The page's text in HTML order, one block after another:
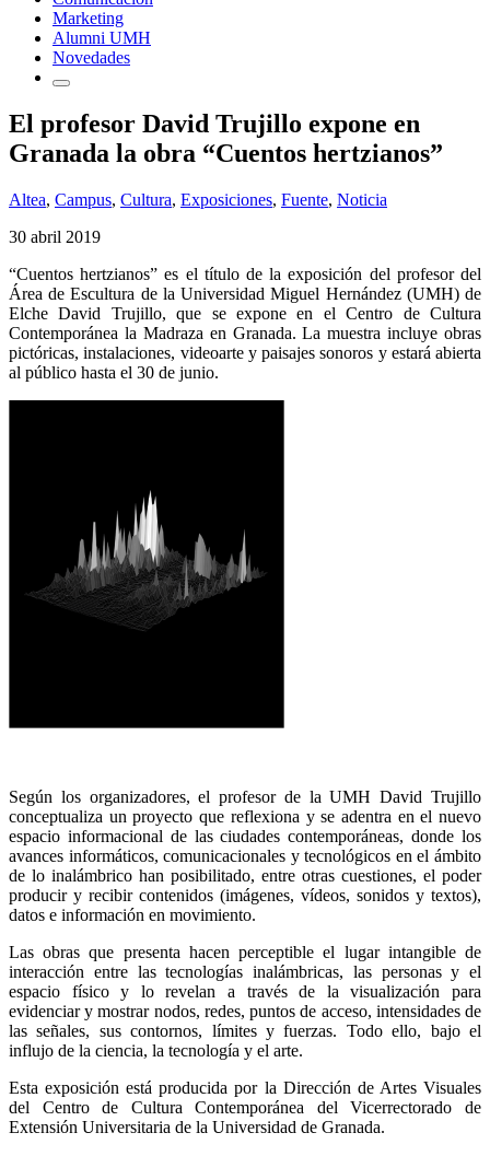
Marketing
Alumni UMH
Novedades
El profesor David Trujillo expone en
Granada la obra “Cuentos hertzianos”
Altea, Campus, Cultura, Exposiciones, Fuente, Noticia
30 abril 2019
“Cuentos hertzianos” es el título de la exposición del profesor del
Área de Escultura de la Universidad Miguel Hernández (UMH) de
Elche David Trujillo, que se expone en el Centro de Cultura
Contemporánea la Madraza en Granada. La muestra incluye obras
pictóricas, instalaciones, videoarte y paisajes sonoros y estará abierta
al público hasta el 30 de junio.
Según los organizadores, el profesor de la UMH David Trujillo
conceptualiza un proyecto que reflexiona y se adentra en el nuevo
espacio informacional de las ciudades contemporáneas, donde los
avances informáticos, comunicacionales y tecnológicos en el ámbito
de lo inalámbrico han posibilitado, entre otras cuestiones, el poder
producir y recibir contenidos (imágenes, vídeos, sonidos y textos),
datos e información en movimiento.
Las obras que presenta hacen perceptible el lugar intangible de
interacción entre las tecnologías inalámbricas, las personas y el
espacio físico y lo revelan a través de la visualización para
evidenciar y mostrar nodos, redes, puntos de acceso, intensidades de
las señales, sus contornos, límites y fuerzas. Todo ello, bajo el
influjo de la ciencia, la tecnología y el arte.
Esta exposición está producida por la Dirección de Artes Visuales
del Centro de Cultura Contemporánea del Vicerrectorado de
Extensión Universitaria de la Universidad de Granada.